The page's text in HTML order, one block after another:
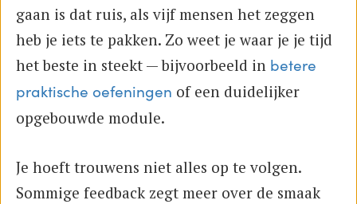
gaan is dat ruis, als vijf mensen het zeggen
heb je iets te pakken. Zo weet je waar je je tijd
het beste in steekt — bijvoorbeeld in betere
praktische oefeningen of een duidelijker
opgebouwde module.
Je hoeft trouwens niet alles op te volgen.
Sommige feedback zegt meer over de smaak